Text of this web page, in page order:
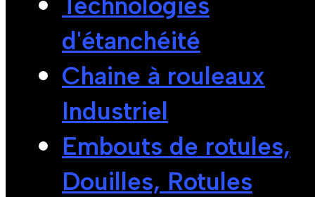
d'étanchéité
Chaine à rouleaux
Industriel
Embouts de rotules,
Douilles, Rotules